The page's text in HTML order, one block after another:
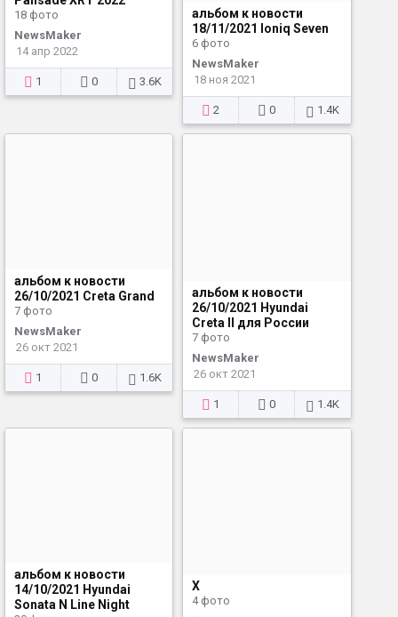
18 фото
NewsMaker
14 апр 2022
1 0 3.6K
альбом к новости
18/11/2021 Ioniq Seven
6 фото
NewsMaker
18 ноя 2021
2 0 1.4K
альбом к новости
26/10/2021 Creta Grand
7 фото
NewsMaker
26 окт 2021
1 0 1.6K
альбом к новости
26/10/2021 Hyundai
Creta II для России
7 фото
NewsMaker
26 окт 2021
1 0 1.4K
альбом к новости
14/10/2021 Hyundai
Sonata N Line Night
X
4 фото